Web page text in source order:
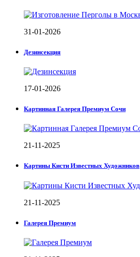
31-01-2026
Дезинсекция
17-01-2026
Картинная Галерея Премиум Сочи
21-11-2025
Картины Кисти Известных Художников
21-11-2025
Галерея Премиум